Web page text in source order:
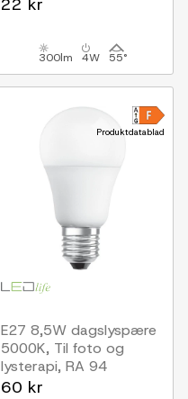
22 kr
300lm 4W 55°
Produktdatablad
E27 8,5W dagslyspære
5000K, Til foto og
lysterapi, RA 94
60 kr